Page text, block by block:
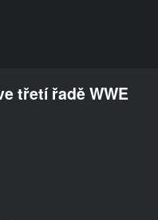
třetí řadě WWE